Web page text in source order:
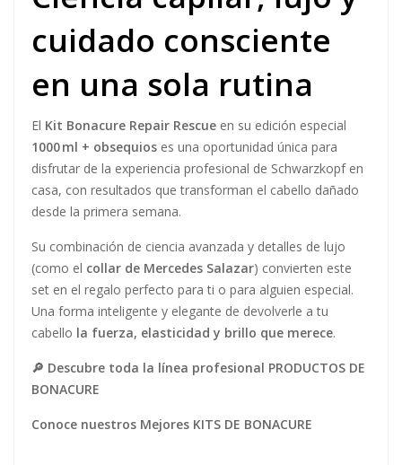
cuidado consciente
en una sola rutina
El Kit Bonacure Repair Rescue en su edición especial
1000 ml + obsequios es una oportunidad única para
disfrutar de la experiencia profesional de Schwarzkopf en
casa, con resultados que transforman el cabello dañado
desde la primera semana.
Su combinación de ciencia avanzada y detalles de lujo
(como el collar de Mercedes Salazar) convierten este
set en el regalo perfecto para ti o para alguien especial.
Una forma inteligente y elegante de devolverle a tu
cabello la fuerza, elasticidad y brillo que merece.
🔎 Descubre toda la línea profesional PRODUCTOS DE
BONACURE
Conoce nuestros Mejores KITS DE BONACURE